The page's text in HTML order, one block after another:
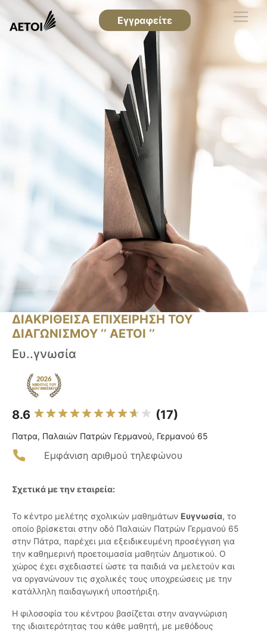
Εγγραφείτε
ΔΙΑΚΡΙΘΕΙΣΑ ΕΠΙΧΕΙΡΗΣΗ ΤΟΥ
ΔΙΑΓΩΝΙΣΜΟΥ ‘’ ΑΕΤΟΙ ‘’
Eυ..γνωσία
8.6 (17)
Πατρα, Παλαιών Πατρών Γερμανού, Γερμανού 65
Εμφάνιση αριθμού τηλεφώνου
Σχετικά με την εταιρεία:
Το κέντρο μελέτης σχολικών μαθημάτων Ευγνωσία, το
οποίο βρίσκεται στην οδό Παλαιών Πατρών Γερμανού 65
στην Πάτρα, παρέχει μια εξειδικευμένη προσέγγιση για
την καθημερινή προετοιμασία μαθητών Δημοτικού. Ο
χώρος έχει σχεδιαστεί ώστε τα παιδιά να μελετούν και
να οργανώνουν τις σχολικές τους υποχρεώσεις με την
κατάλληλη παιδαγωγική υποστήριξη.
Η φιλοσοφία του κέντρου βασίζεται στην αναγνώριση
της ιδιαιτερότητας του κάθε μαθητή, με μεθόδους